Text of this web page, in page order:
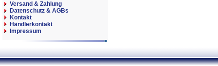
Versand & Zahlung
Datenschutz & AGBs
Kontakt
Händlerkontakt
Impressum